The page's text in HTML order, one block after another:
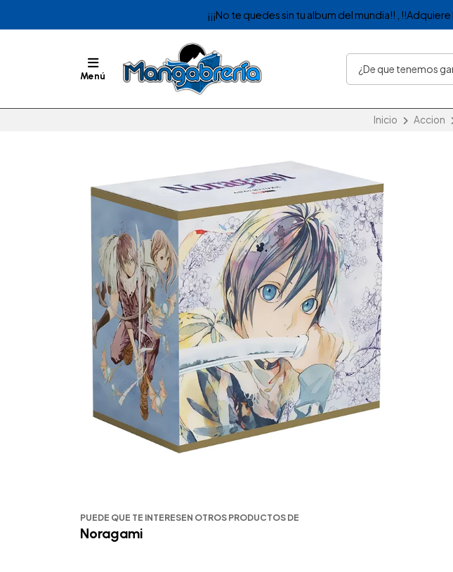
¡¡¡No te quedes sin tu album del mundia!! ,
Menú
Inicio Accion
PUEDE QUE TE INTERESEN OTROS PRODUCTOS DE
Noragami